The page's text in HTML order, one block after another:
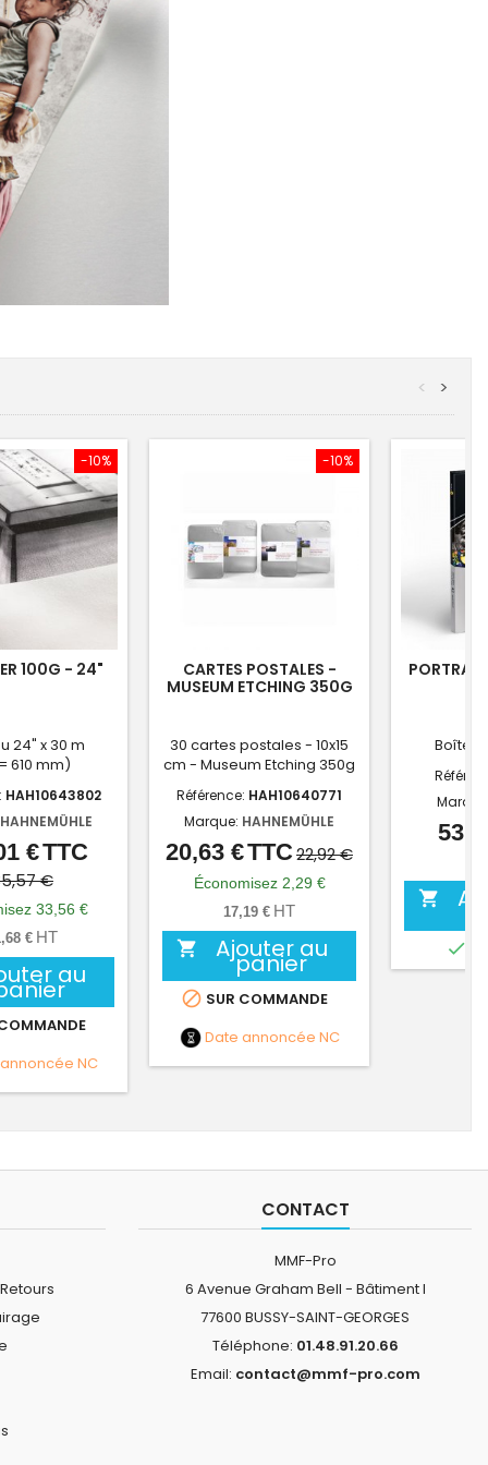
>
<
-10%
100G - 24"
24" x 30 m
610 mm)
HAH10643802
HAHNEMÜHLE
Prix
Prix
de
base
€TTC
€
33,56 €
€ HT
au
NC
-10%
CARTES POSTALES -
MUSEUM ETCHING 350G
30 cartes postales - 10x15
cm - Museum Etching 350g
Référence: HAH10640771
Marque: HAHNEMÜHLE
Prix
Prix
de
base
20,63 €TTC22,92 €
Économisez 2,29 €
17,19 € HT
 Ajouter au
panier
 SUR COMMANDE
Date annoncée NC
Boîte


CONTACT
MMF-Pro
6 Avenue Graham Bell - Bâtiment I
77600 BUSSY-SAINT-GEORGES
Téléphone: 01.48.91.20.66
Email: contact@mmf-pro.com